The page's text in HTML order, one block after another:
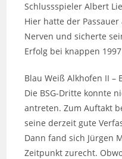
Schlussspieler Albert
Hier hatte der
Nerven und sicherte
Erfolg bei knappen
Blau Weiß Alkhofen II –
Die BSG-Dritte konnte
antreten. Zum Auftakt
seine derzeit gute
Dann fand sich Jürgen
Zeitpunkt zurecht.